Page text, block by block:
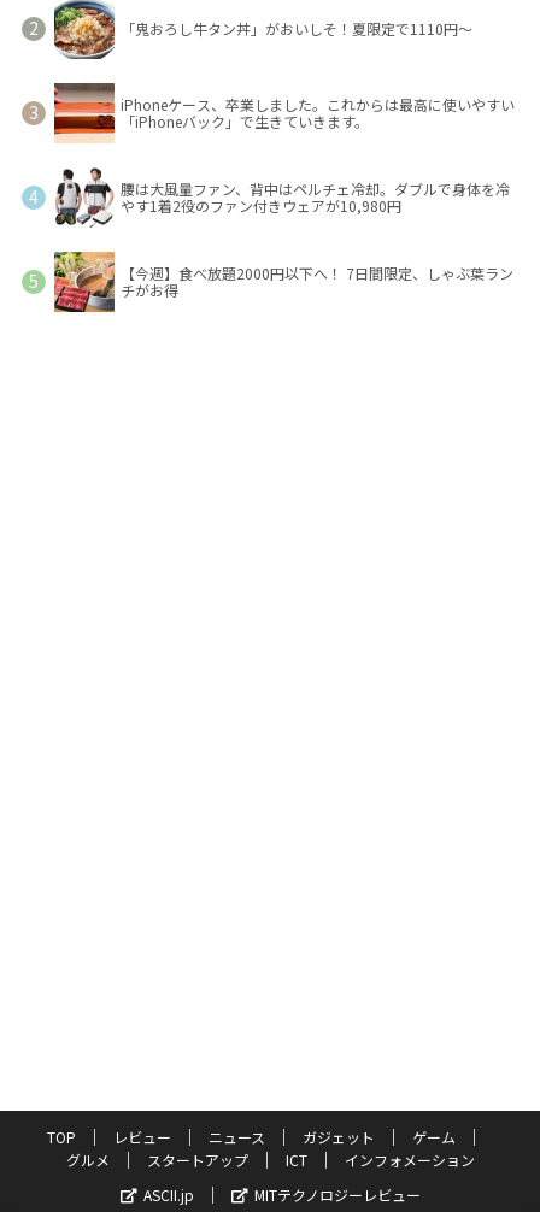
「鬼おろし牛タン丼」がおいしそ！夏限定で1110円～
iPhoneケース、卒業しました。これからは最高に使いやすい
「iPhoneバック」で生きていきます。
腰は大風量ファン、背中はペルチェ冷却。ダブルで身体を冷
やす1着2役のファン付きウェアが10,980円
【今週】食べ放題2000円以下へ！ 7日間限定、しゃぶ葉ラン
チがお得
TOP レビュー ニュース ガジェット
ゲーム
グルメ
スタートアップ ICT
インフォメーション
ASCII.jp
MITテクノロジーレビュー